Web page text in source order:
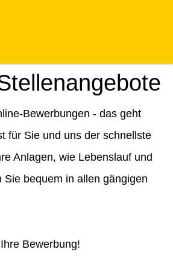
Bewerbungen - das geht
für Sie und uns der schnellste
Anlagen, wie Lebenslauf und
Sie bequem in allen gängigen
Bewerbung!